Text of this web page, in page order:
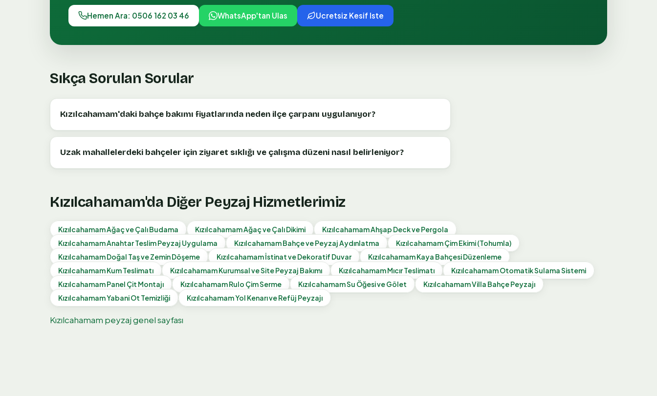
Hemen Ara: 0506 162 03 46 WhatsApp'tan Ulas Ucretsiz Kesif Iste
Sıkça Sorulan Sorular
Kızılcahamam'daki bahçe bakımı fiyatlarında neden ilçe çarpanı uygulanıyor?
Uzak mahallelerdeki bahçeler için ziyaret sıklığı ve çalışma düzeni nasıl belirleniyor?
Kızılcahamam'da Diğer Peyzaj Hizmetlerimiz
KızılcahamamAğaç ve Çalı Budama KızılcahamamAğaç ve Çalı Dikimi KızılcahamamAhşap Deck ve Pergola
KızılcahamamAnahtar Teslim Peyzaj Uygulama KızılcahamamBahçe ve Peyzaj Aydınlatma KızılcahamamÇim Ekimi (Tohumla)
KızılcahamamDoğal Taş ve Zemin Döşeme Kızılcahamamİstinat ve Dekoratif Duvar KızılcahamamKaya Bahçesi Düzenleme
KızılcahamamKum Teslimatı KızılcahamamKurumsal ve Site Peyzaj Bakımı KızılcahamamMıcır Teslimatı KızılcahamamOtomatik Sulama Sistemi
KızılcahamamPanel Çit Montajı KızılcahamamRulo Çim Serme KızılcahamamSu Öğesi ve Gölet KızılcahamamVilla Bahçe Peyzajı
KızılcahamamYabani Ot Temizliği KızılcahamamYol Kenarı ve Refüj Peyzajı
Kızılcahamam peyzaj genel sayfası